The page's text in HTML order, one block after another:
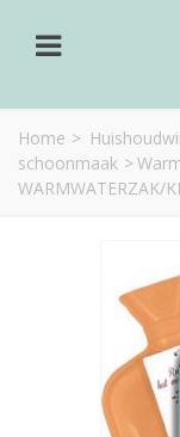
Home >
schoonmaak >
WARMWATERZAK/